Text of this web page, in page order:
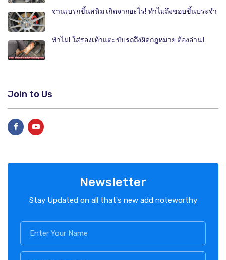
จานเบรกขึ้นสนิม เกิดจากอะไร! ทำไมถึงชอบขึ้นประจำ
ทำไม! ใส่รองเท้าแตะขับรถถึงผิดกฎหมาย ต้องอ่าน!
Join to Us
Newsletter
Stay Updated on all that's new add noteworthy